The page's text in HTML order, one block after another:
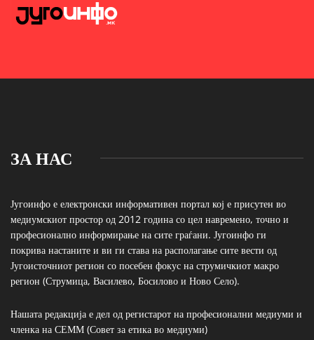
ЗА НАС
Југоинфо е електронски информативен портал кој е присутен во
медиумскиот простор од 2012 година со цел навремено, точно и
професионално информирање на сите граѓани. Југоинфо ги
покрива настаните и ви ги става на располагање сите вести од
Југоисточниот регион со посебен фокус на струмичкиот макро
регион (Струмица, Василево, Босилово и Ново Село).
Нашата редакција е дел од регистарот на професионални медиуми и
членка на СЕММ (Совет за етика во медиуми)